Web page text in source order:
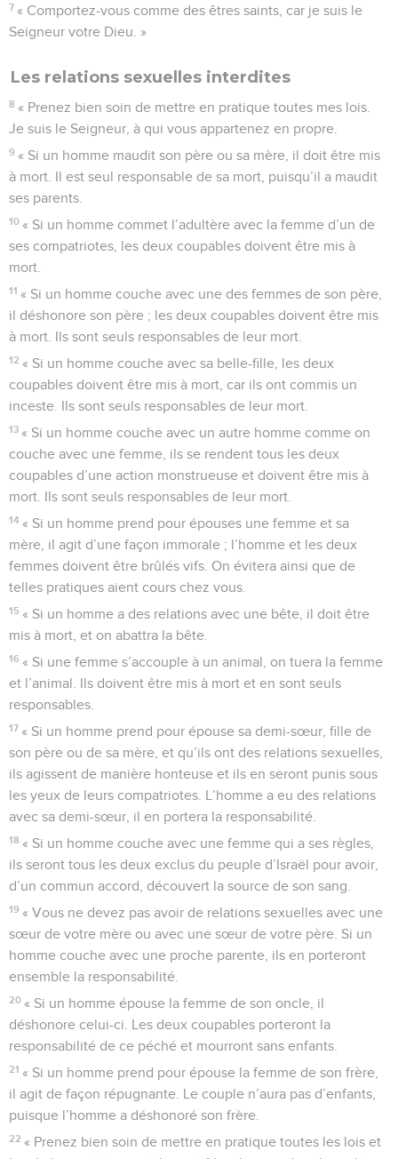
7 « Comportez-vous comme des êtres saints, car je suis le
Seigneur votre Dieu. »
Les relations sexuelles interdites
8 « Prenez bien soin de mettre en pratique toutes mes lois.
Je suis le Seigneur, à qui vous appartenez en propre.
9 « Si un homme maudit son père ou sa mère, il doit être mis
à mort. Il est seul responsable de sa mort, puisqu’il a maudit
ses parents.
10 « Si un homme commet l’adultère avec la femme d’un de
ses compatriotes, les deux coupables doivent être mis à
mort.
11 « Si un homme couche avec une des femmes de son père,
il déshonore son père ; les deux coupables doivent être mis
à mort. Ils sont seuls responsables de leur mort.
12 « Si un homme couche avec sa belle-fille, les deux
coupables doivent être mis à mort, car ils ont commis un
inceste. Ils sont seuls responsables de leur mort.
13 « Si un homme couche avec un autre homme comme on
couche avec une femme, ils se rendent tous les deux
coupables d’une action monstrueuse et doivent être mis à
mort. Ils sont seuls responsables de leur mort.
14 « Si un homme prend pour épouses une femme et sa
mère, il agit d’une façon immorale ; l’homme et les deux
femmes doivent être brûlés vifs. On évitera ainsi que de
telles pratiques aient cours chez vous.
15 « Si un homme a des relations avec une bête, il doit être
mis à mort, et on abattra la bête.
16 « Si une femme s’accouple à un animal, on tuera la femme
et l’animal. Ils doivent être mis à mort et en sont seuls
responsables.
17 « Si un homme prend pour épouse sa demi-sœur, fille de
son père ou de sa mère, et qu’ils ont des relations sexuelles,
ils agissent de manière honteuse et ils en seront punis sous
les yeux de leurs compatriotes. L’homme a eu des relations
avec sa demi-sœur, il en portera la responsabilité.
18 « Si un homme couche avec une femme qui a ses règles,
ils seront tous les deux exclus du peuple d’Israël pour avoir,
d’un commun accord, découvert la source de son sang.
19 « Vous ne devez pas avoir de relations sexuelles avec une
sœur de votre mère ou avec une sœur de votre père. Si un
homme couche avec une proche parente, ils en porteront
ensemble la responsabilité.
20 « Si un homme épouse la femme de son oncle, il
déshonore celui-ci. Les deux coupables porteront la
responsabilité de ce péché et mourront sans enfants.
21 « Si un homme prend pour épouse la femme de son frère,
il agit de façon répugnante. Le couple n’aura pas d’enfants,
puisque l’homme a déshonoré son frère.
22 « Prenez bien soin de mettre en pratique toutes les lois et